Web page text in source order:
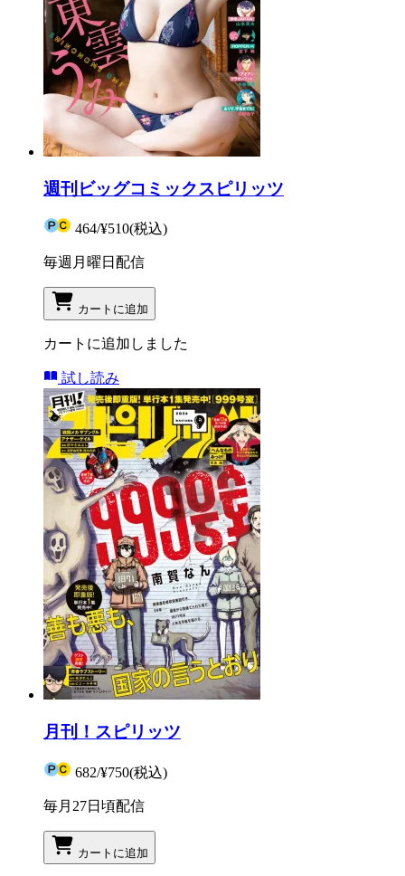
週刊ビッグコミックスピリッツ
464/¥510(税込)
毎週月曜日配信
カートに追加
カートに追加しました
試し読み
月刊！スピリッツ
682/¥750(税込)
毎月27日頃配信
カートに追加